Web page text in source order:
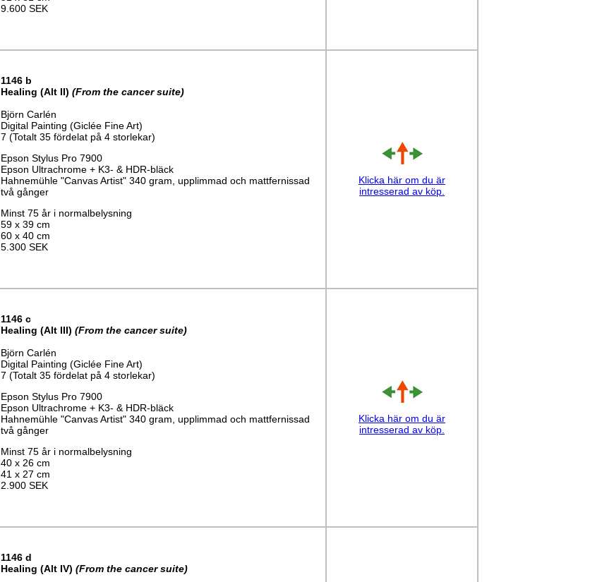
9.600 SEK
1146 b
Healing (Alt II) (From the cancer suite)
Björn Carlén
Digital Painting (Giclée Fine Art)
7 (Totalt 35 fördelat på 4 storlekar)
Epson Stylus Pro 7900
Epson Ultrachrome + K3- & HDR-bläck
Hahnemühle "Canvas Artist" 340 gram, upplimmad och mattfernissad
två gånger
Minst 75 år i normalbelysning
59 x 39 cm
60 x 40 cm
5.300 SEK
Klicka här om du är
intresserad av köp.
1146 c
Healing (Alt III) (From the cancer suite)
Björn Carlén
Digital Painting (Giclée Fine Art)
7 (Totalt 35 fördelat på 4 storlekar)
Epson Stylus Pro 7900
Epson Ultrachrome + K3- & HDR-bläck
Hahnemühle "Canvas Artist" 340 gram, upplimmad och mattfernissad
två gånger
Minst 75 år i normalbelysning
40 x 26 cm
41 x 27 cm
2.900 SEK
Klicka här om du är
intresserad av köp.
1146 d
Healing (Alt IV) (From the cancer suite)